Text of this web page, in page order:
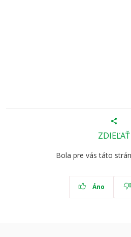
ZDIEĽAŤ
Bola pre vás táto
Áno